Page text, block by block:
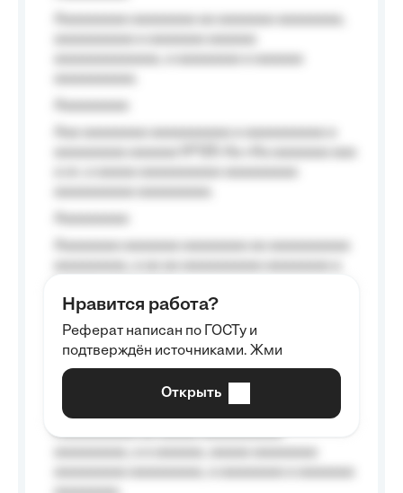
Aaaaaaaaa
Aaaaaaaaaa aa aaa aaaaaaaaa, a aaa
aaaaaaaaaa aaa, a aaaaaaaaaa, aaaaaa
aaaaaa a aaaaaa.
Aaaaaa-aaaaaaaaaaa aaaaaa
Aaaaaaaaaa aa aaaaa aaaaaaaaaa
Нравится работа?
Реферат написан по ГОСТу и
подтверждён источниками. Жми
Открыть